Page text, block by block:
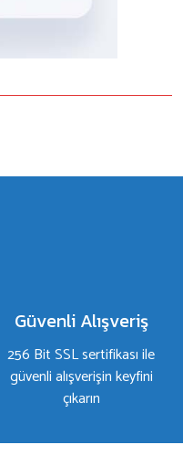
Güvenli Alışveriş
256 Bit SSL sertifikası ile
güvenli alışverişin keyfini
çıkarın